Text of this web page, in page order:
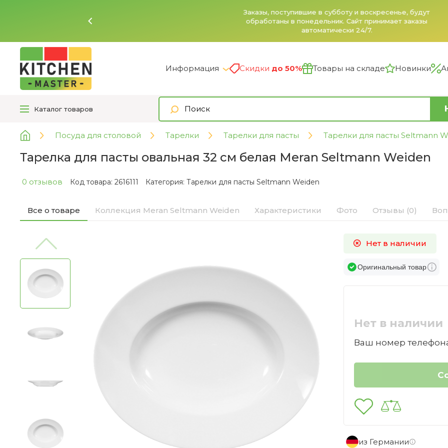
Заказы, поступившие в субботу и воскресенье, будут
обработаны в понедельник. Сайт принимает заказы
автоматически 24/7.
Информация Скидки до 50% Товары на складе Новинки
Каталог товаров
Посуда для столовой Тарелки Тарелки для пасты Тарелки для пасты Seltmann
Тарелка для пасты овальная 32 см белая Meran Seltmann Weiden
0 отзывов Код товара: 2616111 Категория: Тарелки для пасты Seltmann Weiden
Все о товаре Коллекция Meran Seltmann Weiden Характеристики Фото Отзывы (0)
Нет в наличии
Оригинальный товар
Нет в наличии
Ваш номер
из Германии